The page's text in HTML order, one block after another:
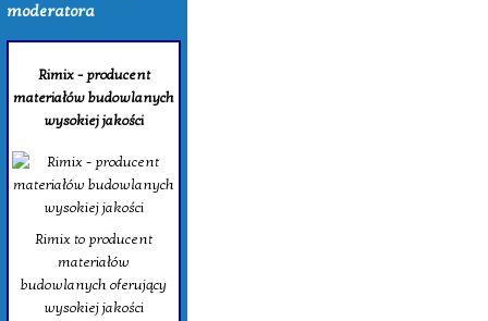
moderatora
Rimix - producent
materiałów budowlanych
wysokiej jakości
Rimix to producent
materiałów
budowlanych oferujący
wysokiej jakości